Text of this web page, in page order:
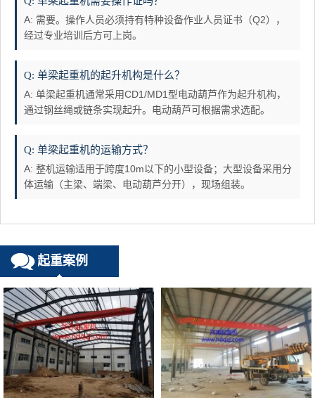
A: 需要。操作人员必须持有特种设备作业人员证书（Q2），
经过专业培训后方可上岗。
Q: 单梁起重机的起升机构是什么？
A: 单梁起重机通常采用CD1/MD1型电动葫芦作为起升机构，
通过钢丝绳或链条实现起升。电动葫芦可根据需求选配。
Q: 单梁起重机的运输方式？
A: 整机运输适用于跨度10m以下的小型设备；大型设备采用分
体运输（主梁、端梁、电动葫芦分开），现场组装。
起重案例